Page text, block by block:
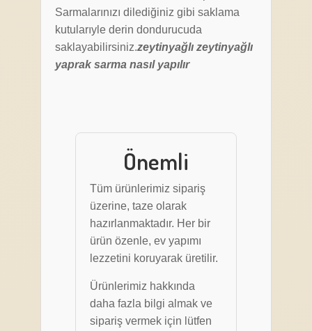
Sarmalarınızı dilediğiniz gibi saklama
kutularıyle derin dondurucuda
saklayabilirsiniz.zeytinyağlı zeytinyağlı
yaprak sarma nasıl yapılır
Önemli
Tüm ürünlerimiz sipariş
üzerine, taze olarak
hazırlanmaktadır. Her bir
ürün özenle, ev yapımı
lezzetini koruyarak üretilir.
Ürünlerimiz hakkında
daha fazla bilgi almak ve
sipariş vermek için lütfen